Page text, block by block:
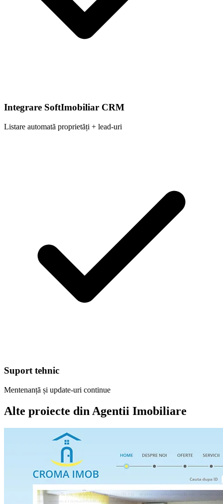
Integrare SoftImobiliar CRM
Listare automată proprietăți + lead-uri
Suport tehnic
Mentenanță și update-uri continue
Alte proiecte din Agentii Imobiliare